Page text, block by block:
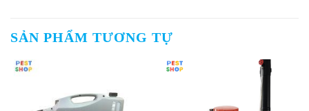
SẢN PHẨM TƯƠNG TỰ